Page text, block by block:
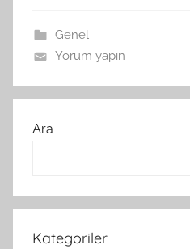
Genel
Yorum yapın
Ara
Kategoriler